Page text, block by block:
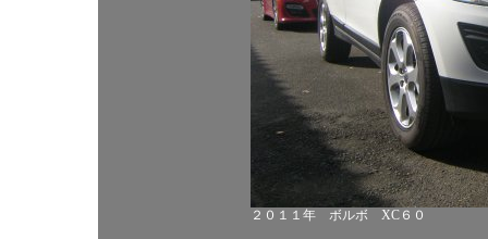
２０１１年 ボルボ XC６０